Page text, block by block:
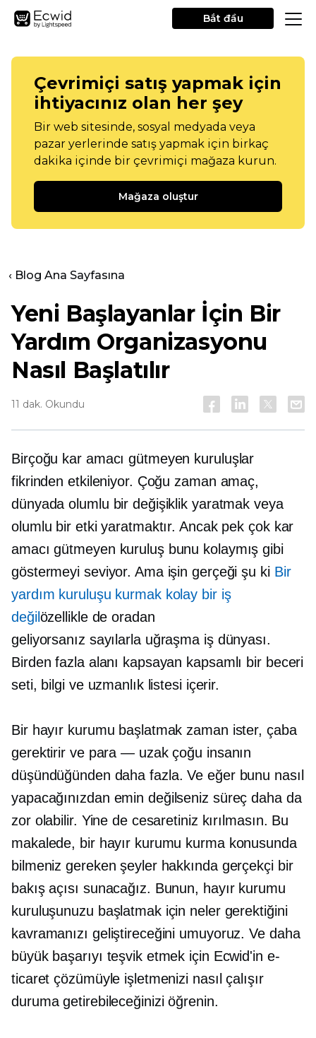
Bắt đầu
Çevrimiçi satış yapmak için
ihtiyacınız olan her şey
Bir web sitesinde, sosyal medyada veya
pazar yerlerinde satış yapmak için birkaç
dakika içinde bir çevrimiçi mağaza kurun.
Mağaza oluştur
‹ Blog Ana Sayfasına
Yeni Başlayanlar İçin Bir
Yardım Organizasyonu
Nasıl Başlatılır
11 dak. Okundu
Birçoğu kar amacı gütmeyen kuruluşlar
fikrinden etkileniyor. Çoğu zaman amaç,
dünyada olumlu bir değişiklik yaratmak veya
olumlu bir etki yaratmaktır. Ancak pek çok kar
amacı gütmeyen kuruluş bunu kolaymış gibi
göstermeyi seviyor. Ama işin gerçeği şu ki Bir
yardım kuruluşu kurmak kolay bir iş
değilözellikle de oradan
geliyorsanız sayılarla uğraşma iş dünyası.
Birden fazla alanı kapsayan kapsamlı bir beceri
seti, bilgi ve uzmanlık listesi içerir.
Bir hayır kurumu başlatmak zaman ister, çaba
gerektirir ve para — uzakçoğu insanın
düşündüğünden daha fazla. Ve eğer bunu nasıl
yapacağınızdan emin değilseniz süreç daha da
zor olabilir. Yine de cesaretiniz kırılmasın. Bu
makalede, bir hayır kurumu kurma konusunda
bilmeniz gereken şeyler hakkında gerçekçi bir
bakış açısı sunacağız. Bunun, hayır kurumu
kuruluşunuzu başlatmak için neler gerektiğini
kavramanızı geliştireceğini umuyoruz. Ve daha
büyük başarıyı teşvik etmek için Ecwid'in e-
ticaret çözümüyle işletmenizi nasıl çalışır
duruma getirebileceğinizi öğrenin.